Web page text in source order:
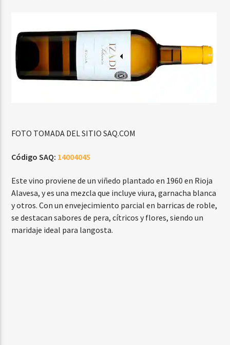
FOTO TOMADA DEL SITIO SAQ.COM
Código SAQ: 14004045
Este vino proviene de un viñedo plantado en 1960 en Rioja
Alavesa, y es una mezcla que incluye viura, garnacha blanca
y otros. Con un envejecimiento parcial en barricas de roble,
se destacan sabores de pera, cítricos y flores, siendo un
maridaje ideal para langosta.